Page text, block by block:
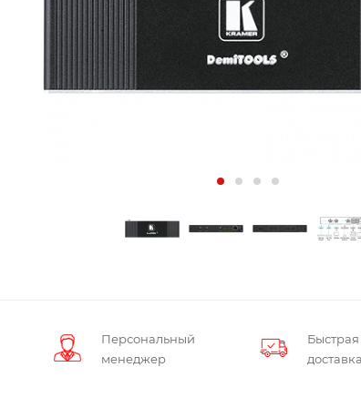
Персональный
менеджер
Быстрая
доставка